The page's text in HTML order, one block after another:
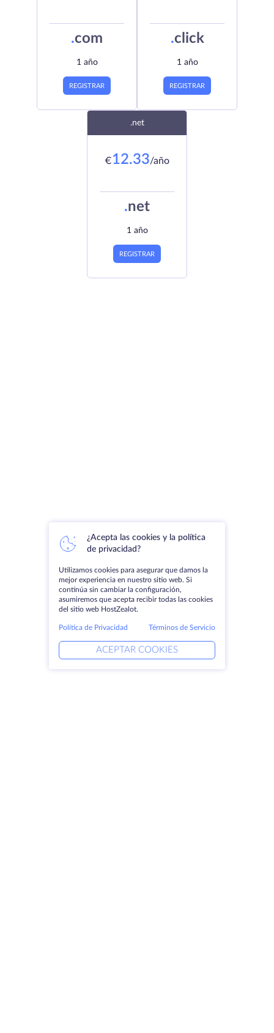
.com
1 año
REGISTRAR
.click
1 año
REGISTRAR
.net
€12.33/año
.net
1 año
REGISTRAR
¿Acepta las cookies y la política
de privacidad?
Utilizamos cookies para asegurar que damos la
mejor experiencia en nuestro sitio web. Si
continúa sin cambiar la configuración,
asumiremos que acepta recibir todas las cookies
del sitio web HostZealot.
Política de Privacidad Términos de Servicio
ACEPTAR COOKIES